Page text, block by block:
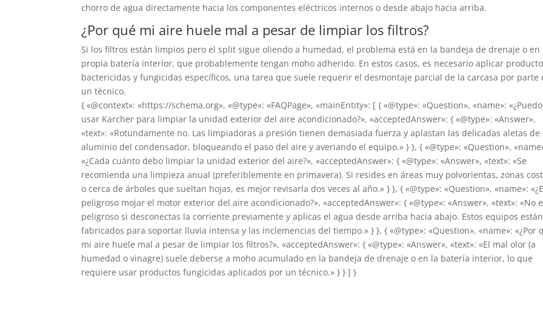
chorro de agua directamente hacia los componentes eléctricos internos o desde abajo hacia arriba.
¿Por qué mi aire huele mal a pesar de limpiar los filtros?
Si los filtros están limpios pero el split sigue oliendo a humedad, el problema está en la bandeja de drenaje o en
propia batería interior, que probablemente tengan moho adherido. En estos casos, es necesario aplicar
bactericidas y fungicidas específicos, una tarea que suele requerir el desmontaje parcial de la carcasa por parte
un técnico.
{ «@context»: «https://schema.org», «@type»: «FAQPage», «mainEntity»: [ { «@type»: «Question», «name»: «¿Puedo
usar Karcher para limpiar la unidad exterior del aire acondicionado?», «acceptedAnswer»: { «@type»: «Answer»,
«text»: «Rotundamente no. Las limpiadoras a presión tienen demasiada fuerza y aplastan las delicadas aletas de
aluminio del condensador, bloqueando el paso del aire y averiando el equipo.» } }, { «@type»: «Question»,
«¿Cada cuánto debo limpiar la unidad exterior del aire?», «acceptedAnswer»: { «@type»: «Answer», «text»: «Se
recomienda una limpieza anual (preferiblemente en primavera). Si resides en áreas muy polvorientas, zonas
o cerca de árboles que sueltan hojas, es mejor revisarla dos veces al año.» } }, { «@type»: «Question», «name»:
peligroso mojar el motor exterior del aire acondicionado?», «acceptedAnswer»: { «@type»: «Answer», «text»: «No
peligroso si desconectas la corriente previamente y aplicas el agua desde arriba hacia abajo. Estos equipos están
fabricados para soportar lluvia intensa y las inclemencias del tiempo.» } }, { «@type»: «Question», «name»: «¿Por
mi aire huele mal a pesar de limpiar los filtros?», «acceptedAnswer»: { «@type»: «Answer», «text»: «El mal olor (a
humedad o vinagre) suele deberse a moho acumulado en la bandeja de drenaje o en la batería interior, lo que
requiere usar productos fungicidas aplicados por un técnico.» } } ] }